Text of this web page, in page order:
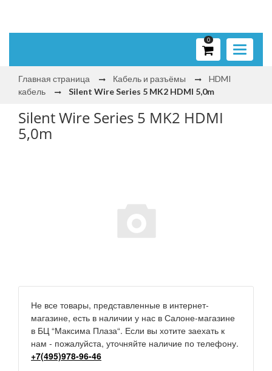
Toggle
0
Главная страница Кабель и разъёмы
HDMI
кабель
Silent Wire Series 5 MK2 HDMI 5,0m
Silent Wire Series 5 MK2 HDMI
5,0m
Не все товары, представленные в интернет-
магазине, есть в наличии у нас в Салоне-магазине
в БЦ “Максима Плаза“. Если вы хотите заехать к
нам - пожалуйста, уточняйте наличие по телефону.
+7(495)978-96-46